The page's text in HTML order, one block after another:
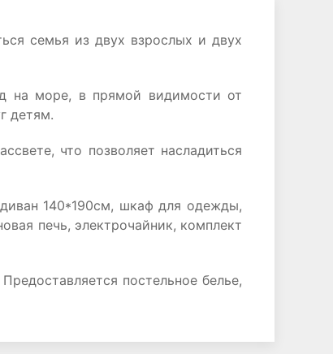
семья из двух взрослых и двух
на море, в прямой видимости от
детям.
что позволяет насладиться
диван 140*190см, шкаф для одежды,
печь, электрочайник, комплект
постельное белье,